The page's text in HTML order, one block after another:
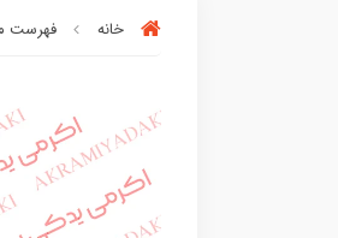
خانه فهرست